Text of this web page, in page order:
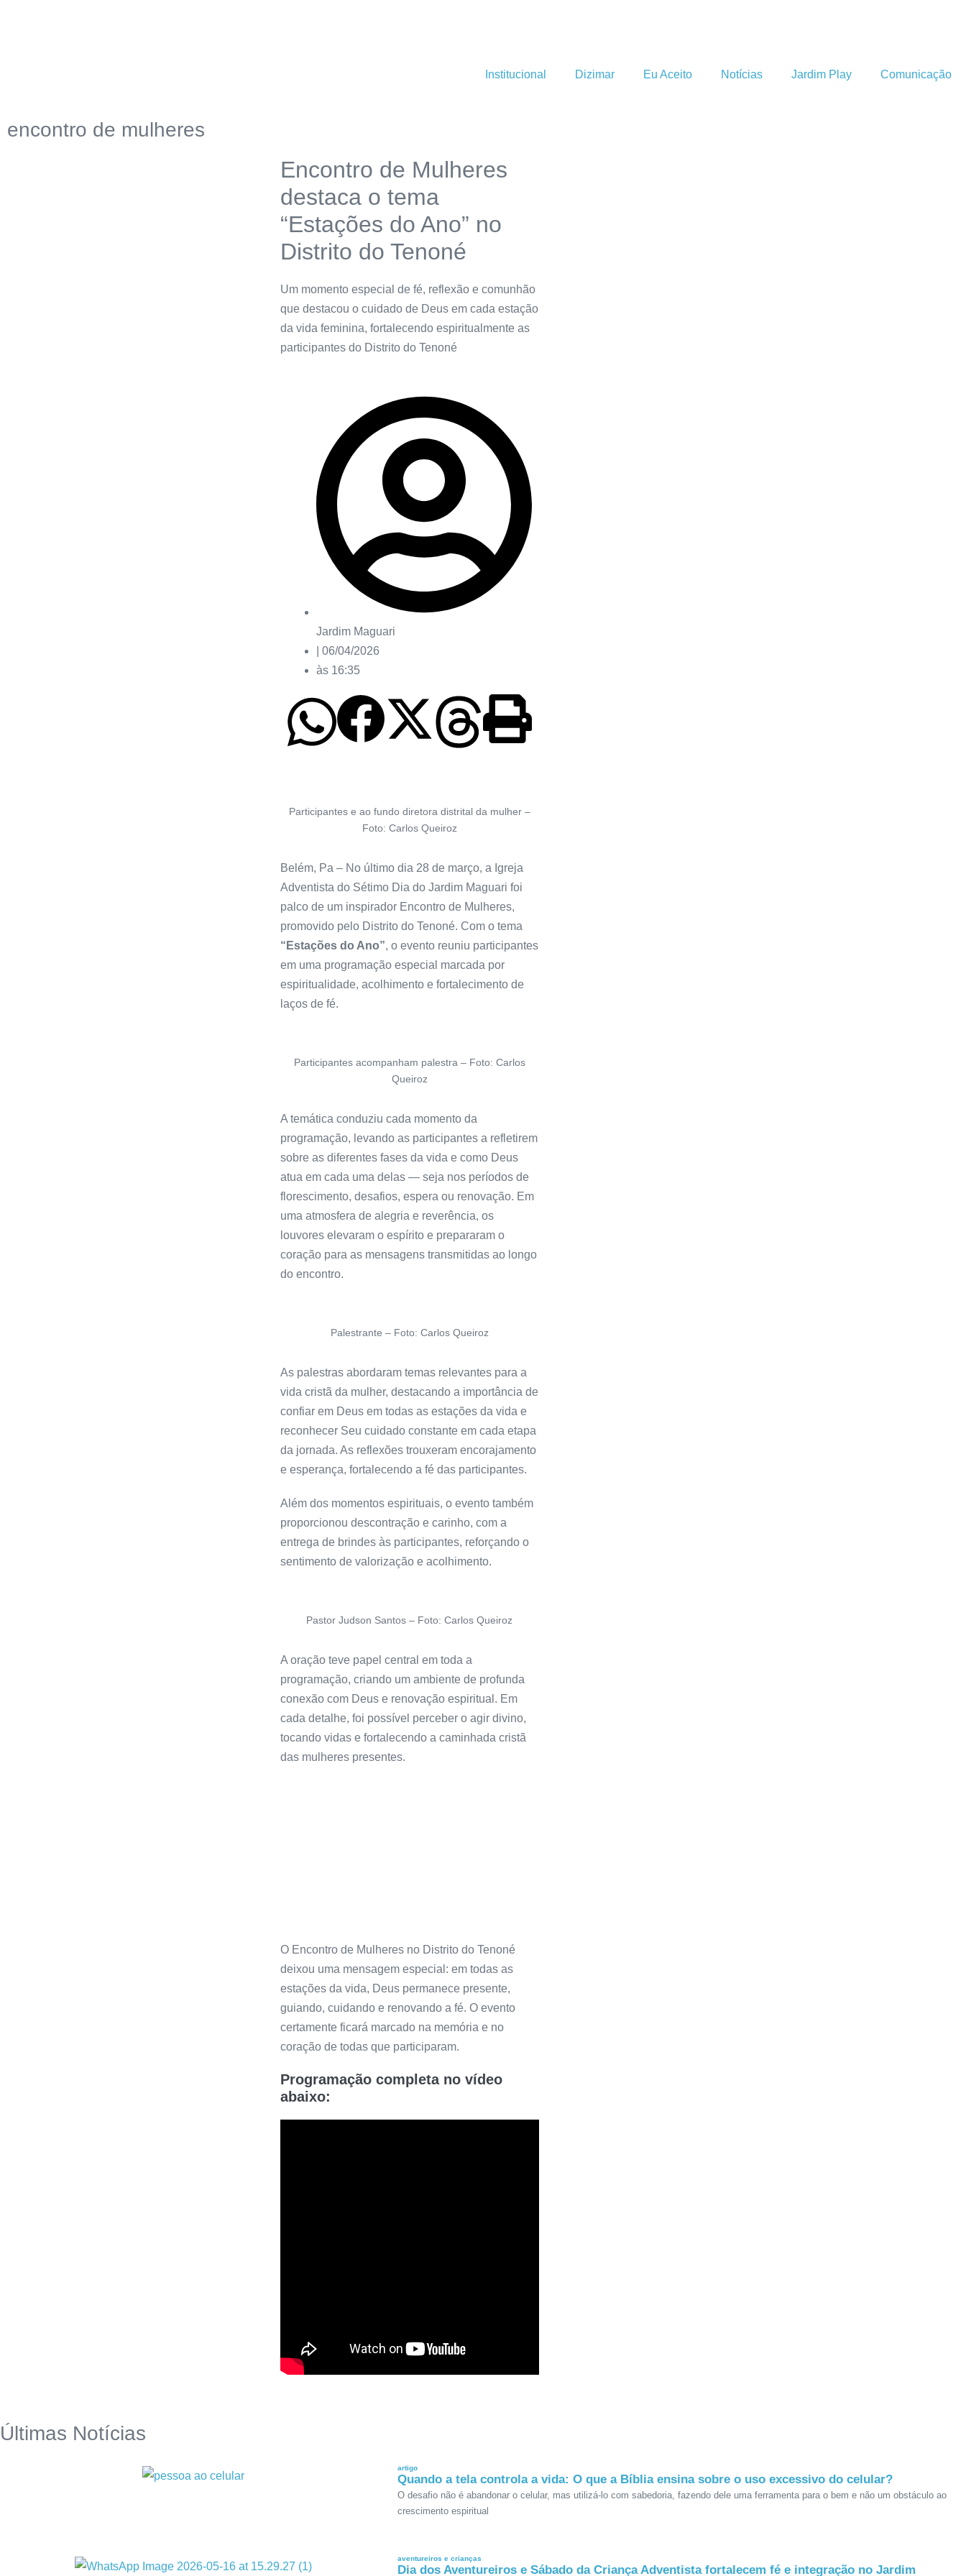
Institucional Dizimar Eu Aceito Notícias Jardim Play Comunicação
encontro de mulheres
Encontro de Mulheres
destaca o tema
“Estações do Ano” no
Distrito do Tenoné
Um momento especial de fé, reflexão e comunhão
que destacou o cuidado de Deus em cada estação
da vida feminina, fortalecendo espiritualmente as
participantes do Distrito do Tenoné
Jardim Maguari
06/04/2026
às 16:35
Participantes e ao fundo diretora distrital da mulher –
Foto: Carlos Queiroz
Belém, Pa – No último dia 28 de março, a Igreja
Adventista do Sétimo Dia do Jardim Maguari foi
palco de um inspirador Encontro de Mulheres,
promovido pelo Distrito do Tenoné. Com o tema
“Estações do Ano”, o evento reuniu participantes
em uma programação especial marcada por
espiritualidade, acolhimento e fortalecimento de
laços de fé.
Participantes acompanham palestra – Foto: Carlos
Queiroz
A temática conduziu cada momento da
programação, levando as participantes a refletirem
sobre as diferentes fases da vida e como Deus
atua em cada uma delas — seja nos períodos de
florescimento, desafios, espera ou renovação. Em
uma atmosfera de alegria e reverência, os
louvores elevaram o espírito e prepararam o
coração para as mensagens transmitidas ao longo
do encontro.
Palestrante – Foto: Carlos Queiroz
As palestras abordaram temas relevantes para a
vida cristã da mulher, destacando a importância de
confiar em Deus em todas as estações da vida e
reconhecer Seu cuidado constante em cada etapa
da jornada. As reflexões trouxeram encorajamento
e esperança, fortalecendo a fé das participantes.
Além dos momentos espirituais, o evento também
proporcionou descontração e carinho, com a
entrega de brindes às participantes, reforçando o
sentimento de valorização e acolhimento.
Pastor Judson Santos – Foto: Carlos Queiroz
A oração teve papel central em toda a
programação, criando um ambiente de profunda
conexão com Deus e renovação espiritual. Em
cada detalhe, foi possível perceber o agir divino,
tocando vidas e fortalecendo a caminhada cristã
das mulheres presentes.
O Encontro de Mulheres no Distrito do Tenoné
deixou uma mensagem especial: em todas as
estações da vida, Deus permanece presente,
guiando, cuidando e renovando a fé. O evento
certamente ficará marcado na memória e no
coração de todas que participaram.
Programação completa no vídeo
abaixo:
Últimas Notícias
artigo
Quando a tela controla a vida: O que a Bíblia ensina sobre o uso excessivo do celular?
O desafio não é abandonar o celular, mas utilizá-lo com sabedoria, fazendo dele uma ferramenta para o bem e não um obstáculo ao
crescimento espiritual
aventureiros e crianças
Dia dos Aventureiros e Sábado da Criança Adventista fortalecem fé e integração no Jardim